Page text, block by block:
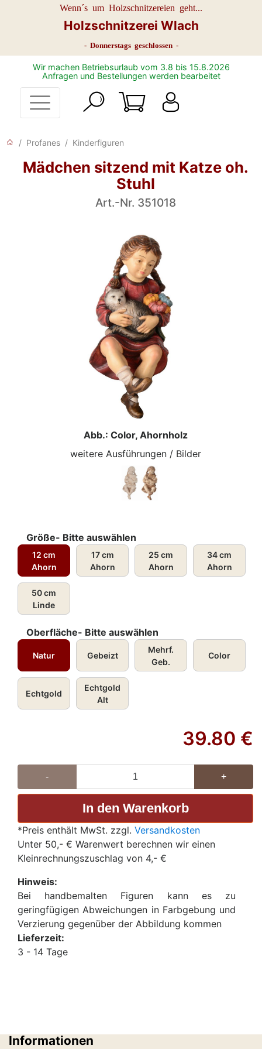
Wenn´s um Holzschnitzereien geht...
Holzschnitzerei Wlach
- Donnerstags geschlossen -
Wir machen Betriebsurlaub vom 3.8 bis 15.8.2026
Anfragen und Bestellungen werden bearbeitet
Profanes Kinderfiguren
Mädchen sitzend mit Katze oh.
Stuhl
Art.-Nr. 351018
Abb.: Color, Ahornholz
weitere Ausführungen / Bilder
Größe- Bitte auswählen
12 cm
Ahorn
17 cm
Ahorn
25 cm
Ahorn
34 cm
Ahorn
50 cm
Linde
Oberfläche- Bitte auswählen
Natur Gebeizt
Mehrf.
Geb.
Color
Echtgold
Echtgold
Alt
39.80 €
- +
*Preis enthält MwSt. zzgl. Versandkosten
Unter 50,- € Warenwert berechnen wir einen
Kleinrechnungszuschlag von 4,- €
Hinweis:
Bei handbemalten Figuren kann es zu
geringfügigen Abweichungen in Farbgebung und
Verzierung gegenüber der Abbildung kommen
Lieferzeit:
3 - 14 Tage
Informationen